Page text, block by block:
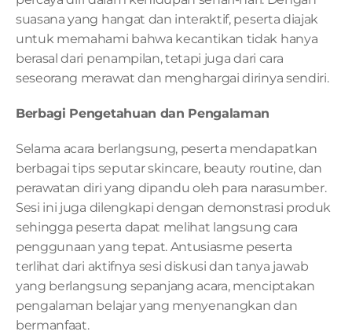
suasana yang hangat dan interaktif, peserta diajak
untuk memahami bahwa kecantikan tidak hanya
berasal dari penampilan, tetapi juga dari cara
seseorang merawat dan menghargai dirinya sendiri.
Berbagi Pengetahuan dan Pengalaman
Selama acara berlangsung, peserta mendapatkan
berbagai tips seputar skincare, beauty routine, dan
perawatan diri yang dipandu oleh para narasumber.
Sesi ini juga dilengkapi dengan demonstrasi produk
sehingga peserta dapat melihat langsung cara
penggunaan yang tepat. Antusiasme peserta
terlihat dari aktifnya sesi diskusi dan tanya jawab
yang berlangsung sepanjang acara, menciptakan
pengalaman belajar yang menyenangkan dan
bermanfaat.